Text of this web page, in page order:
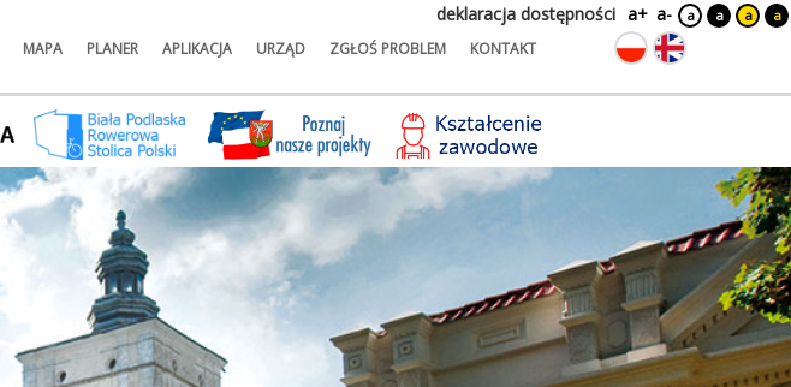
MAPA PLANER APLIKACJA URZĄD ZGŁOŚ PROBLEM KONTAKT
deklaracja dostępności a+ a- a a a a